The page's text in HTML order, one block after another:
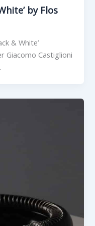
by Flos
& White’
Giacomo Castiglioni